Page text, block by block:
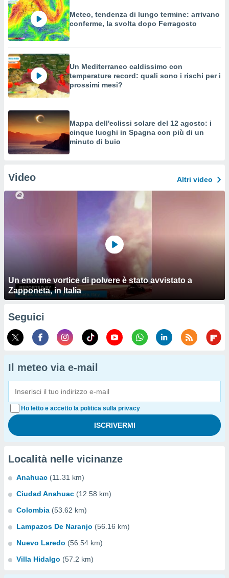
Meteo, tendenza di lungo termine: arrivano
conferme, la svolta dopo Ferragosto
Un Mediterraneo caldissimo con
temperature record: quali sono i rischi per i
prossimi mesi?
Mappa dell'eclissi solare del 12 agosto: i
cinque luoghi in Spagna con più di un
minuto di buio
Video Altri video
Un enorme vortice di polvere è stato avvistato a
Zapponeta, in Italia
Seguici
Il meteo via e-mail
Ho letto e accetto la politica sulla privacy
Località nelle vicinanze
Anahuac (11.31 km)
Ciudad Anahuac (12.58 km)
Colombia (53.62 km)
Lampazos De Naranjo (56.16 km)
Nuevo Laredo (56.54 km)
Villa Hidalgo (57.2 km)